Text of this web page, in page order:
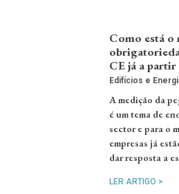
Como está o
CE já a
Edifícios e
A medição da
é um tema de
sector e para o
empresas já
dar resposta a
LER ARTIGO >